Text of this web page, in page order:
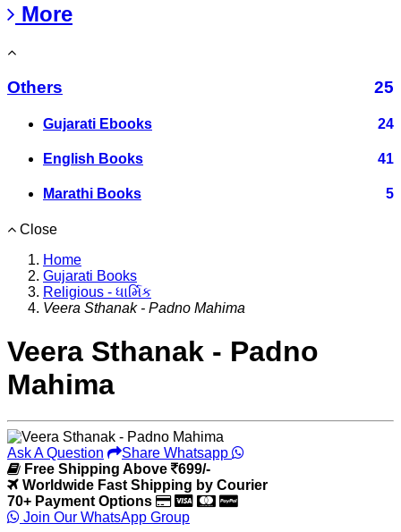
More
Others 25
Gujarati Ebooks 24
English Books 41
Marathi Books 5
Close
Home
Gujarati Books
Religious - ધાર્મિક
Veera Sthanak - Padno Mahima
Veera Sthanak - Padno
Mahima
Ask A Question
Share Whatsapp
Free Shipping Above
699/-
Worldwide Fast Shipping by Courier
70+ Payment Options
Join Our WhatsApp Group